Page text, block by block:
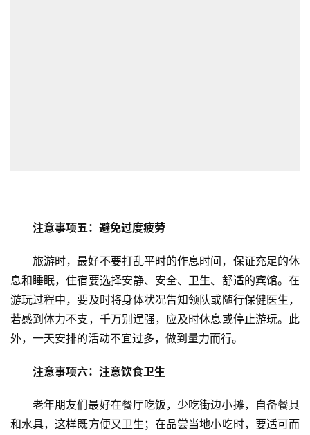
注意事项五：避免过度疲劳
旅游时，最好不要打乱平时的作息时间，保证充足的休
息和睡眠，住宿要选择安静、安全、卫生、舒适的宾馆。在
游玩过程中，要及时将身体状况告知领队或随行保健医生，
若感到体力不支，千万别逞强，应及时休息或停止游玩。此
外，一天安排的活动不宜过多，做到量力而行。
注意事项六：注意饮食卫生
老年朋友们最好在餐厅吃饭，少吃街边小摊，自备餐具
和水具，这样既方便又卫生；在品尝当地小吃时，要适可而